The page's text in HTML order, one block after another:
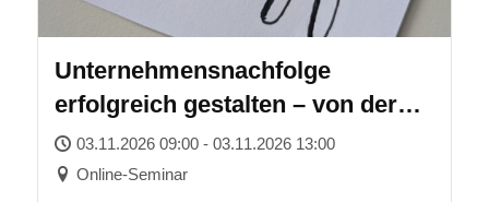
Unternehmensnachfolge
erfolgreich gestalten – von der
Planung bis zur Übergabe
03.11.2026 09:00 - 03.11.2026 13:00
Online-Seminar